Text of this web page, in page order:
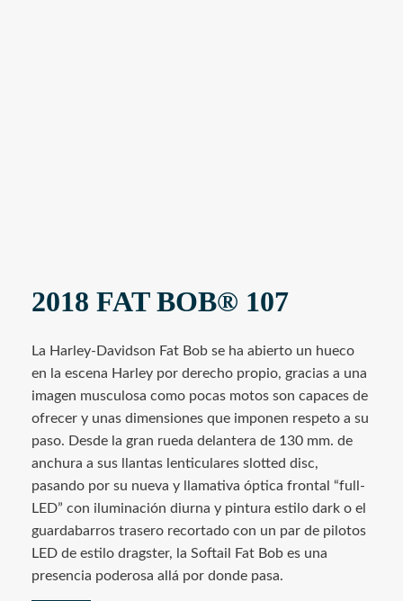
2018 FAT BOB® 107
La Harley-Davidson Fat Bob se ha abierto un hueco
en la escena Harley por derecho propio, gracias a una
imagen musculosa como pocas motos son capaces de
ofrecer y unas dimensiones que imponen respeto a su
paso. Desde la gran rueda delantera de 130 mm. de
anchura a sus llantas lenticulares slotted disc,
pasando por su nueva y llamativa óptica frontal “full-
LED” con iluminación diurna y pintura estilo dark o el
guardabarros trasero recortado con un par de pilotos
LED de estilo dragster, la Softail Fat Bob es una
presencia poderosa allá por donde pasa.